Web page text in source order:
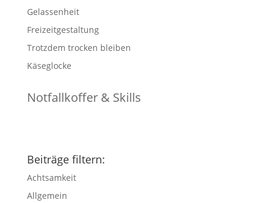
Gelassenheit
Freizeitgestaltung
Trotzdem trocken bleiben
Käseglocke
Notfallkoffer & Skills
Beiträge filtern:
Achtsamkeit
Allgemein